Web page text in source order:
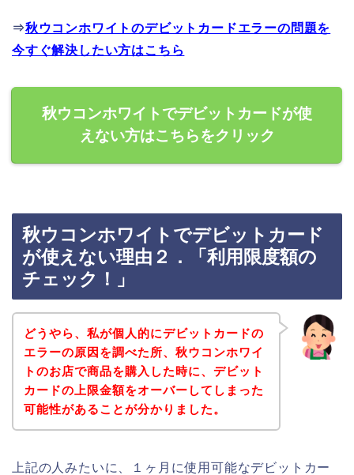
⇒秋ウコンホワイトのデビットカードエラーの問題を
今すぐ解決したい方はこちら
秋ウコンホワイトでデビットカードが使
えない方はこちらをクリック
秋ウコンホワイトでデビットカード
が使えない理由２．「利用限度額の
チェック！」
どうやら、私が個人的にデビットカードの
エラーの原因を調べた所、秋ウコンホワイ
トのお店で商品を購入した時に、デビット
カードの上限金額をオーバーしてしまった
可能性があることが分かりました。
上記の人みたいに、１ヶ月に使用可能なデビットカー